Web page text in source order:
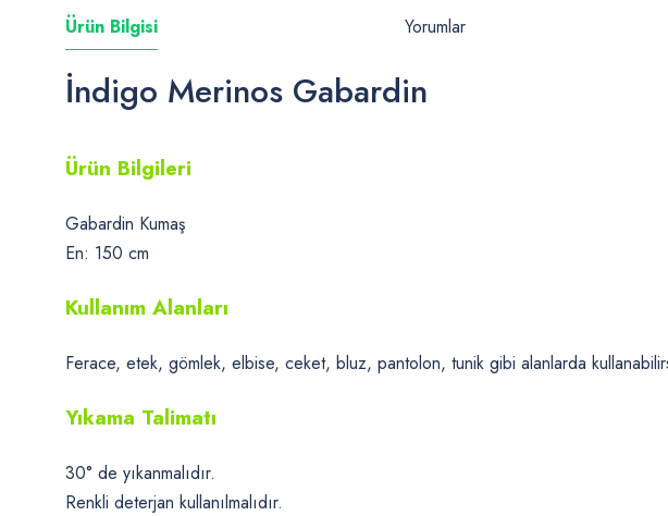
Ürün Bilgisi Yorumlar
İndigo Merinos Gabardin
Ürün Bilgileri
Gabardin Kumaş
En: 150 cm
Kullanım Alanları
Ferace, etek, gömlek, elbise, ceket, bluz, pantolon, tunik gibi alanlarda
Yıkama Talimatı
30° de yıkanmalıdır.
Renkli deterjan kullanılmalıdır.